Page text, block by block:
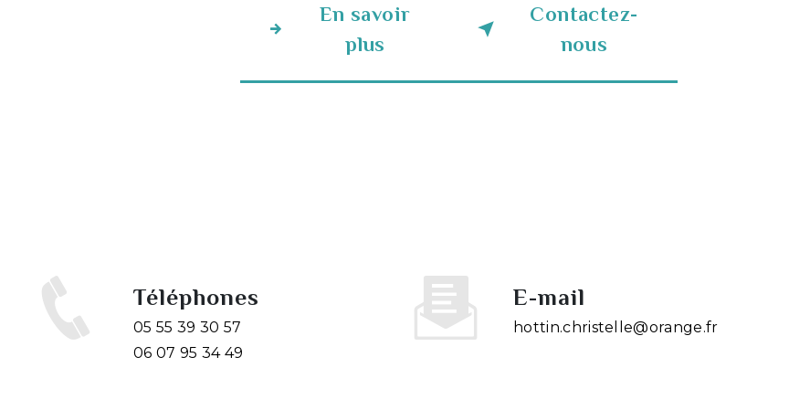
En savoir
plus
Contactez-
nous
Téléphones
05 55 39 30 57
06 07 95 34 49
E-mail
hottin.christelle@orange.fr